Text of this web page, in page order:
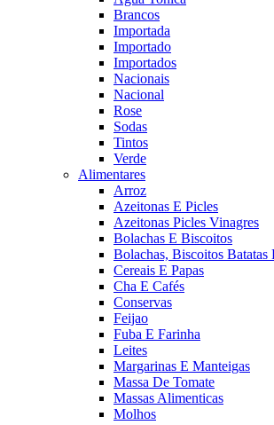
Brancos
Importada
Importado
Importados
Nacionais
Nacional
Rose
Sodas
Tintos
Verde
Alimentares
Arroz
Azeitonas E Picles
Azeitonas Picles Vinagres
Bolachas E Biscoitos
Bolachas, Biscoitos Batatas
Cereais E Papas
Cha E Cafés
Conservas
Feijao
Fuba E Farinha
Leites
Margarinas E Manteigas
Massa De Tomate
Massas Alimenticas
Molhos